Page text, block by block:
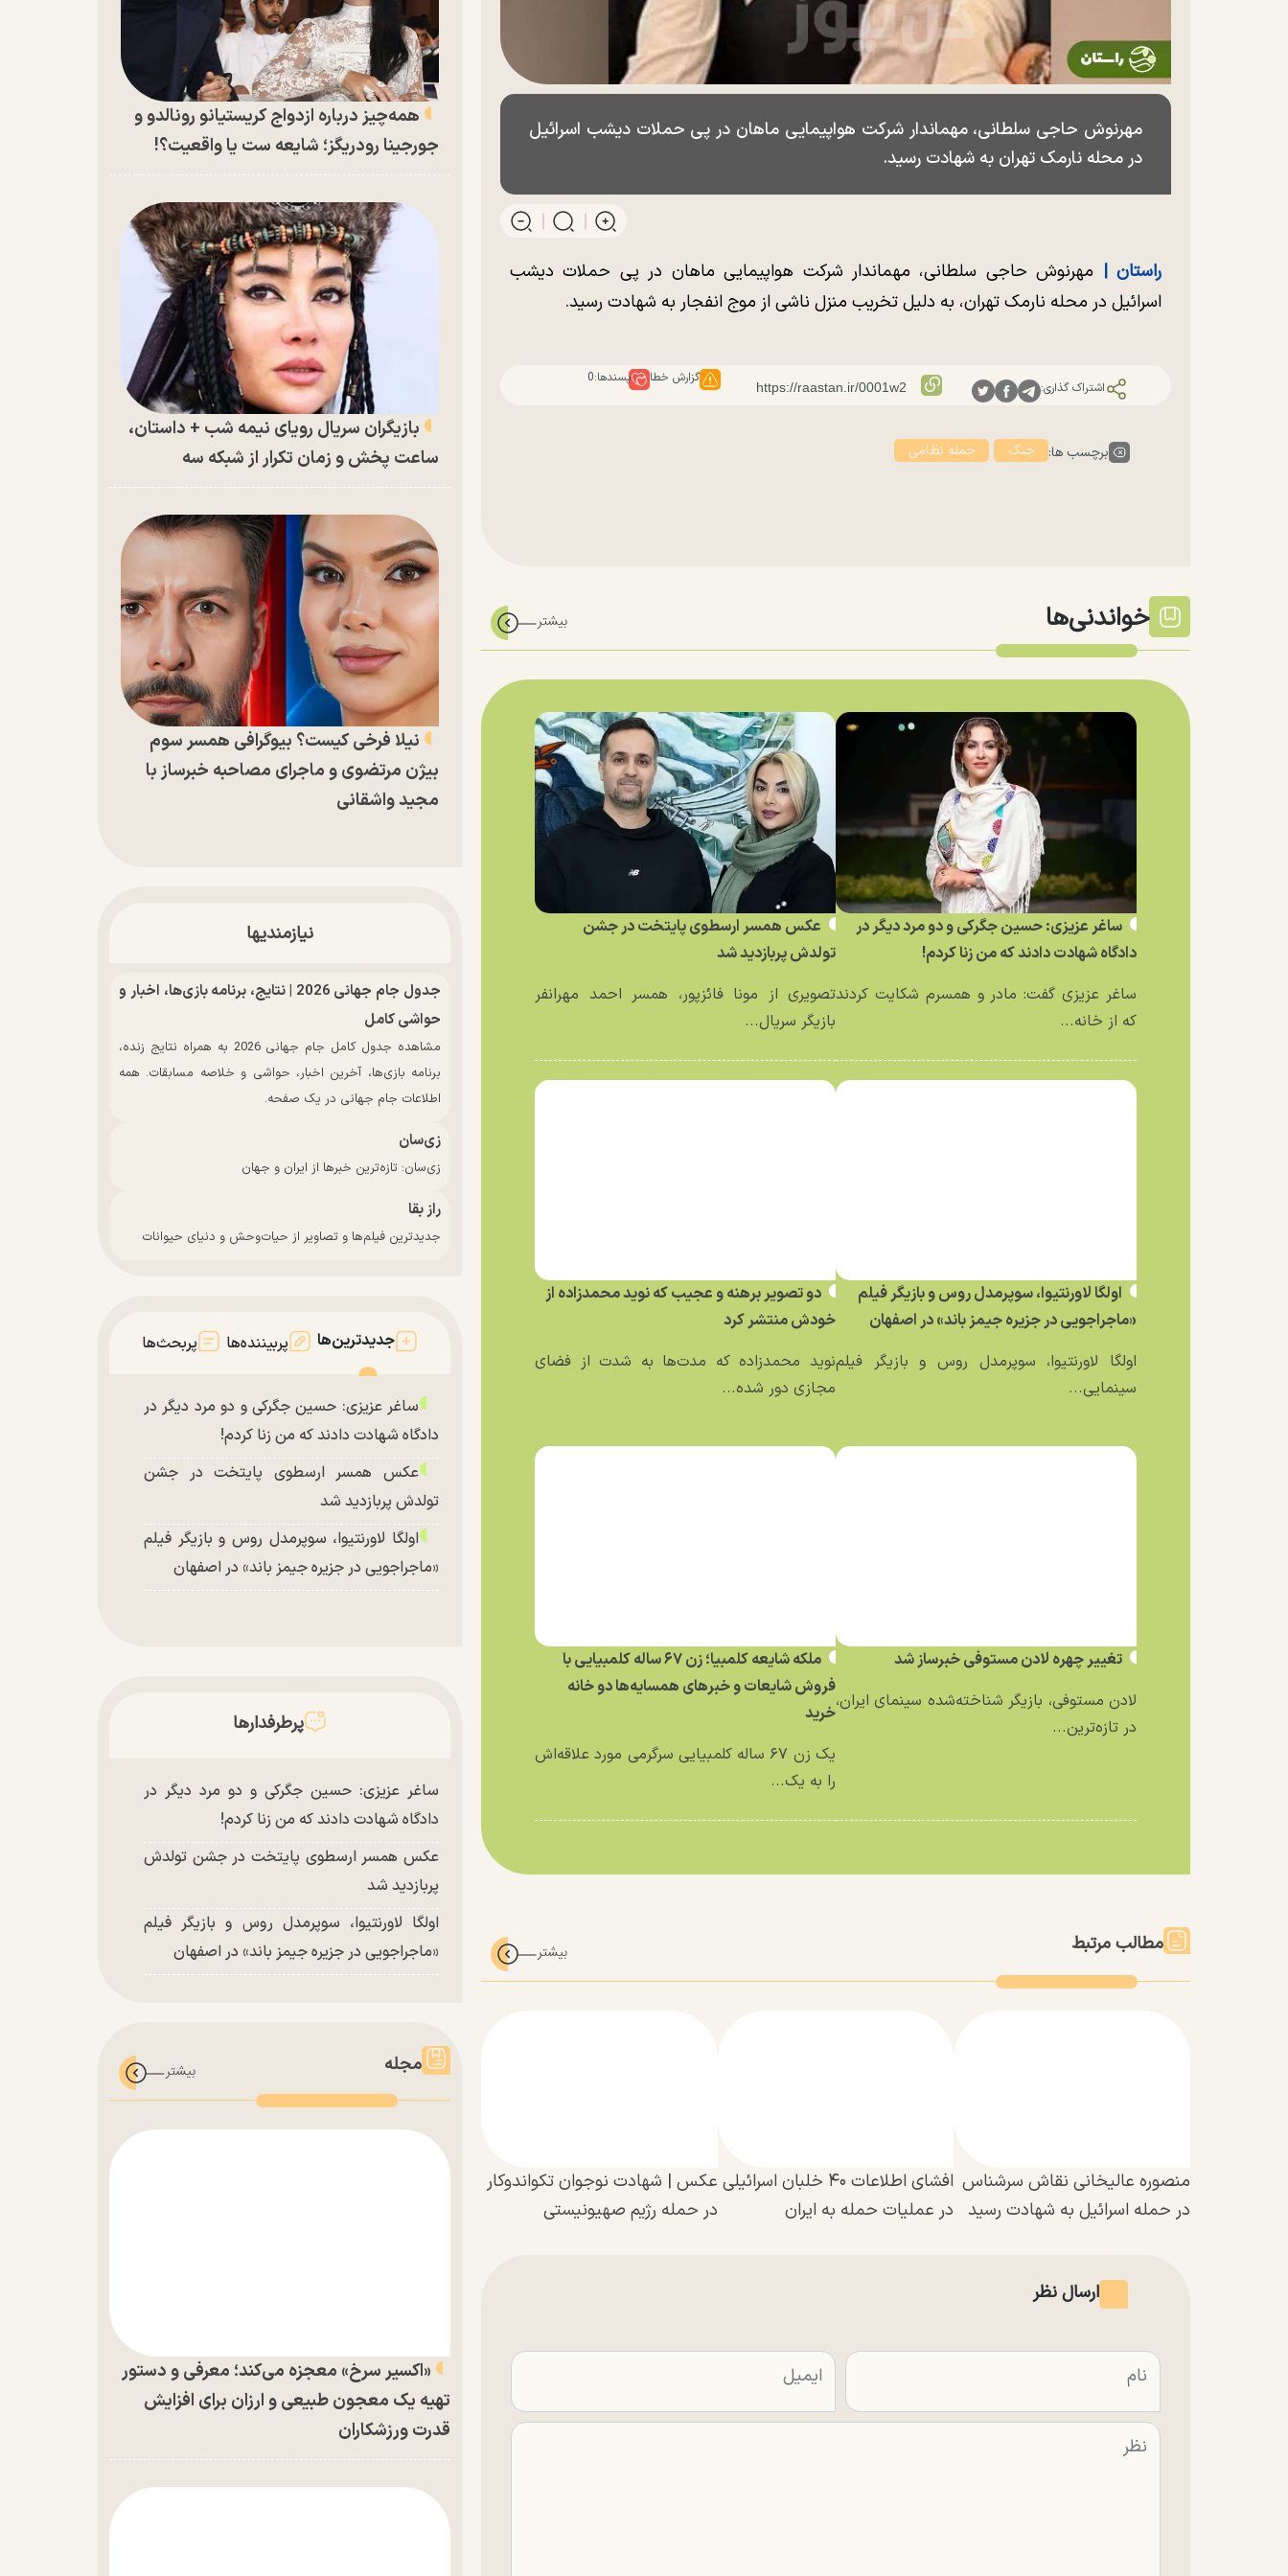
مهرنوش حاجی سلطانی، مهماندار شرکت هواپیمایی ماهان در پی حملات دیشب اسرائیل
در محله نارمک تهران به شهادت رسید.
راستان | مهرنوش حاجی سلطانی، مهماندار شرکت هواپیمایی ماهان در پی حملات دیشب
اسرائیل در محله نارمک تهران، به دلیل تخریب منزل ناشی از موج انفجار به شهادت رسید.
اشتراک گذاری:
گزارش خطا پسندها:0
برچسب ها: جنگ حمله نظامی
خواندنی‌ها
ساغر عزیزی: حسین جگرکی و دو مرد دیگر در
دادگاه شهادت دادند که من زنا کردم!
ساغر عزیزی گفت: مادر و همسرم شکایت کردند
که از خانه...
عکس همسر ارسطوی پایتخت در جشن
تولدش پربازدید شد
تصویری از مونا فائزپور، همسر احمد مهرانفر
بازیگر سریال...
اولگا لاورنتیوا، سوپرمدل روس و بازیگر فیلم
«ماجراجویی در جزیره جیمز باند» در اصفهان
اولگا لاورنتیوا، سوپرمدل روس و بازیگر فیلم
سینمایی...
دو تصویر برهنه و عجیب که نوید محمدزاده از
خودش منتشر کرد
نوید محمدزاده که مدت‌ها به شدت از فضای
مجازی دور شده...
تغییر چهره لادن مستوفی خبرساز شد
لادن مستوفی، بازیگر شناخته‌شده سینمای ایران،
در تازه‌ترین...
ملکه شایعه کلمبیا؛ زن ۶۷ ساله کلمبیایی با
فروش شایعات و خبر‌های همسایه‌ها دو خانه
خرید
یک زن ۶۷ ساله کلمبیایی سرگرمی مورد علاقه‌اش
را به یک...
مطالب مرتبط
منصوره عالیخانی نقاش سرشناس
در حمله اسرائیل به شهادت رسید
افشای اطلاعات ۴۰ خلبان اسرائیلی
در عملیات حمله به ایران
عکس | شهادت نوجوان تکواندوکار
در حمله رژیم صهیونیستی
ارسال نظر
همه‌چیز درباره ازدواج کریستیانو رونالدو و
جورجینا رودریگز؛ شایعه ست یا واقعیت؟!
بازیگران سریال رویای نیمه شب + داستان،
ساعت پخش و زمان تکرار از شبکه سه
نیلا فرخی کیست؟ بیوگرافی همسر سوم
بیژن مرتضوی و ماجرای مصاحبه خبرساز با
مجید واشقانی
نیازمندیها
جدول جام جهانی 2026 | نتایج، برنامه بازی‌ها، اخبار و
حواشی کامل
مشاهده جدول کامل جام جهانی 2026 به همراه نتایج زنده،
برنامه بازی‌ها، آخرین اخبار، حواشی و خلاصه مسابقات. همه
اطلاعات جام جهانی در یک صفحه.
زی‌سان
زی‌سان: تازه‌ترین خبرها از ایران و جهان
راز بقا
جدیدترین فیلم‌ها و تصاویر از حیات‌وحش و دنیای حیوانات
جدیدترین‌ها پربیننده‌ها پربحث‌ها
ساغر عزیزی: حسین جگرکی و دو مرد دیگر در
دادگاه شهادت دادند که من زنا کردم!
عکس همسر ارسطوی پایتخت در جشن
تولدش پربازدید شد
اولگا لاورنتیوا، سوپرمدل روس و بازیگر فیلم
«ماجراجویی در جزیره جیمز باند» در اصفهان
پرطرفدارها
ساغر عزیزی: حسین جگرکی و دو مرد دیگر در
دادگاه شهادت دادند که من زنا کردم!
عکس همسر ارسطوی پایتخت در جشن تولدش
پربازدید شد
اولگا لاورنتیوا، سوپرمدل روس و بازیگر فیلم
«ماجراجویی در جزیره جیمز باند» در اصفهان
مجله
«اکسیر سرخ» معجزه می‌کند؛ معرفی و دستور
تهیه یک معجون طبیعی و ارزان برای افزایش
قدرت ورزشکاران